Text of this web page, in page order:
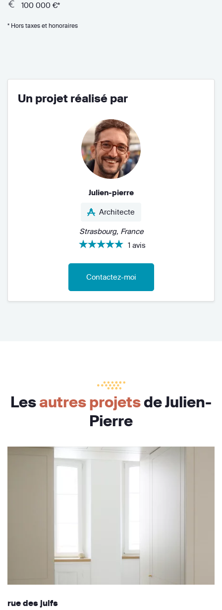
100 000 €*
* Hors taxes et honoraires
Un projet réalisé par
Julien-pierre
Architecte
Strasbourg, France
1 avis
Contactez-moi
Lesautres projetsde Julien-
Pierre
rue des juifs